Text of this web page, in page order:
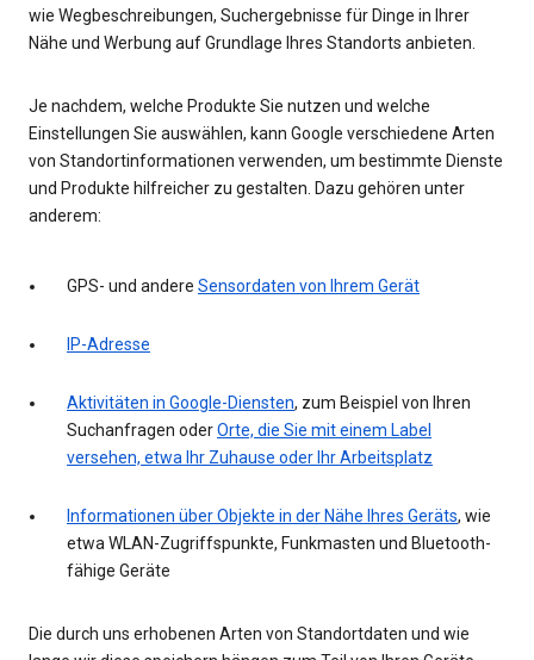
wie Wegbeschreibungen, Suchergebnisse für Dinge in Ihrer
Nähe und Werbung auf Grundlage Ihres Standorts anbieten.
Je nachdem, welche Produkte Sie nutzen und welche
Einstellungen Sie auswählen, kann Google verschiedene Arten
von Standortinformationen verwenden, um bestimmte Dienste
und Produkte hilfreicher zu gestalten. Dazu gehören unter
anderem:
GPS- und andere Sensordaten von Ihrem Gerät
IP-Adresse
Aktivitäten in Google-Diensten, zum Beispiel von Ihren
Suchanfragen oderOrte, die Sie mit einem Label
versehen, etwa Ihr Zuhause oder Ihr Arbeitsplatz
Informationen über Objekte in der Nähe Ihres Geräts, wie
etwa WLAN-Zugriffspunkte, Funkmasten und Bluetooth-
fähige Geräte
Die durch uns erhobenen Arten von Standortdaten und wie